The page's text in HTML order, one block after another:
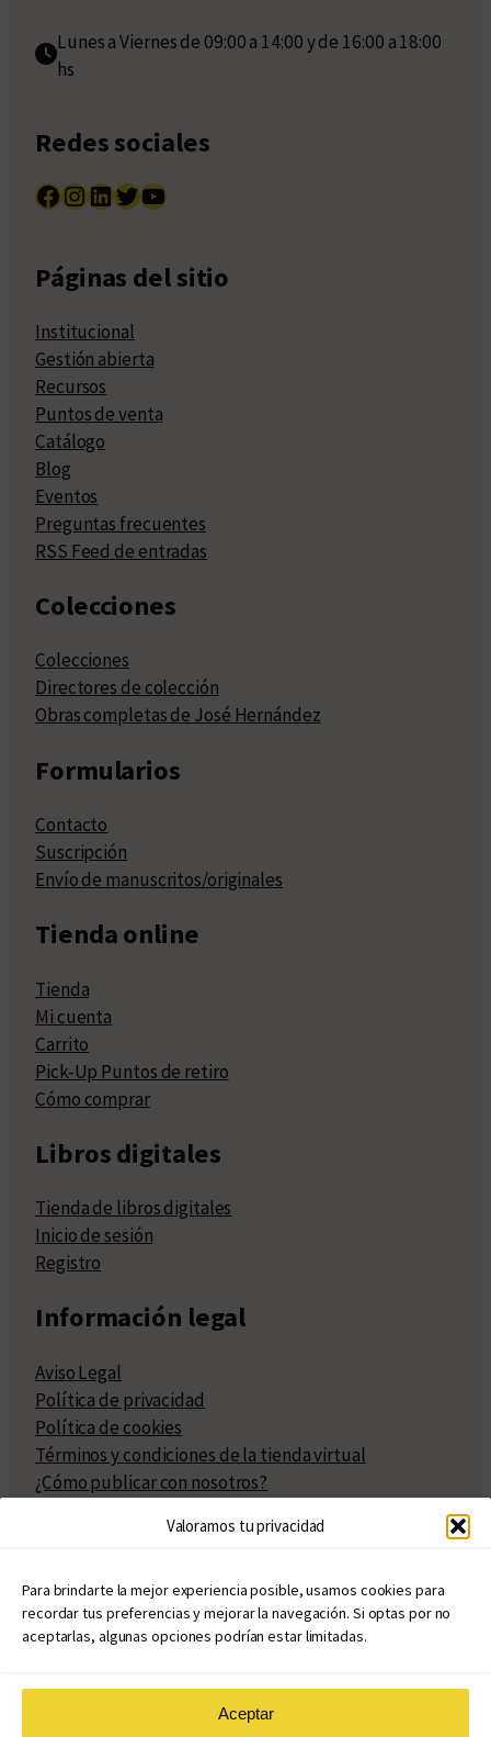
Valoramos tu privacidad
Para brindarte la mejor experiencia posible, usamos cookies para
recordar tus preferencias y mejorar la navegación. Si optas por no
aceptarlas, algunas opciones podrían estar limitadas.
Aceptar
Lunes a Viernes de 09:00 a 14:00 y de 16:00 a 18:00
hs
Redes sociales
Facebook InstagramLinkedIn Twitter YouTube
Páginas del sitio
Institucional
Gestión abierta
Recursos
Puntos de venta
Catálogo
Blog
Eventos
Preguntas frecuentes
RSS Feed de entradas
Colecciones
Colecciones
Directores de colección
Obras completas de José Hernández
Formularios
Contacto
Suscripción
Envío de manuscritos/originales
Tienda online
Tienda
Mi cuenta
Carrito
Pick-Up Puntos de retiro
Cómo comprar
Libros digitales
Tienda de libros digitales
Inicio de sesión
Registro
Información legal
Aviso Legal
Política de privacidad
Política de cookies
Términos y condiciones de la tienda virtual
¿Cómo publicar con nosotros?
Políticas de publicación
Políticas de coedición
Atribuciones